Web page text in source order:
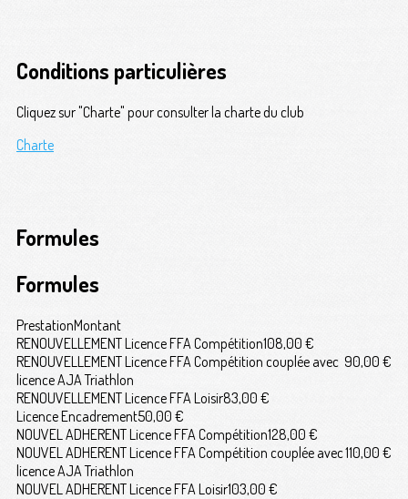
Conditions particulières
Cliquez sur "Charte" pour consulter la charte du club
Charte
Formules
Formules
PrestationMontant
RENOUVELLEMENT Licence FFA Compétition108,00 €
RENOUVELLEMENT Licence FFA Compétition couplée avec
licence AJA Triathlon
90,00 €
RENOUVELLEMENT Licence FFA Loisir83,00 €
Licence Encadrement50,00 €
NOUVEL ADHERENT Licence FFA Compétition128,00 €
NOUVEL ADHERENT Licence FFA Compétition couplée avec
licence AJA Triathlon
110,00 €
NOUVEL ADHERENT Licence FFA Loisir103,00 €